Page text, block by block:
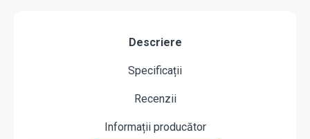
Descriere
Specificații
Recenzii
Informații producător